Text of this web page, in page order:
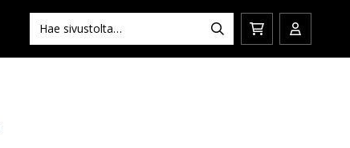
Hae:
Hae
Siirry
Avaa/